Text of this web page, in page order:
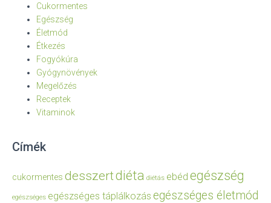
Cukormentes
Egészség
Életmód
Étkezés
Fogyókúra
Gyógynövények
Megelőzés
Receptek
Vitaminok
Címék
cukormentes desszertdiéta diétás ebéd egészség
egészséges egészséges táplálkozás egészséges életmód